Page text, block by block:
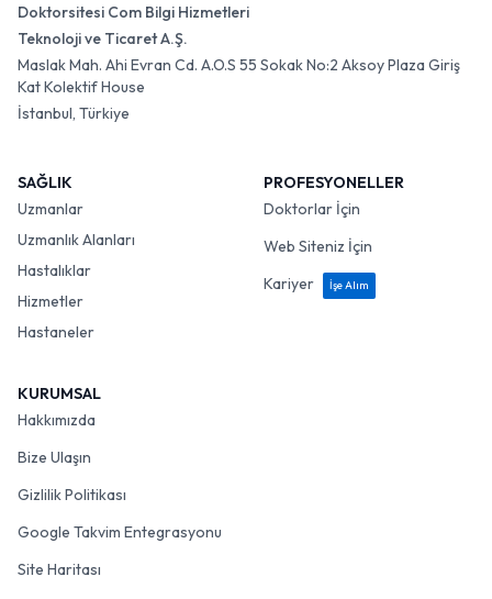
Doktorsitesi Com Bilgi Hizmetleri
Teknoloji ve Ticaret A.Ş.
Maslak Mah. Ahi Evran Cd. A.O.S 55 Sokak No:2 Aksoy Plaza Giriş
Kat Kolektif House
İstanbul, Türkiye
SAĞLIK
Uzmanlar
Uzmanlık Alanları
Hastalıklar
Hizmetler
Hastaneler
PROFESYONELLER
Doktorlar İçin
Web Siteniz İçin
Kariyer
İşe Alım
KURUMSAL
Hakkımızda
Bize Ulaşın
Gizlilik Politikası
Google Takvim Entegrasyonu
Site Haritası